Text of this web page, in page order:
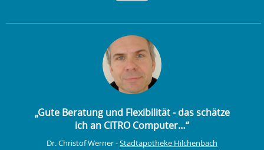
„Gute Beratung und Flexibilität - das schätze
ich an CITRO Computer…“
Dr. Christof Werner -Stadtapotheke Hilchenbach